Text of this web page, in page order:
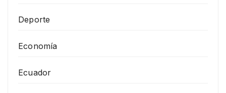
Deporte
Economía
Ecuador